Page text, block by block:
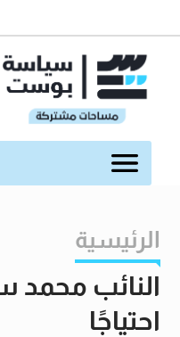
الرئيسية
النائب محمد
احتياجًا